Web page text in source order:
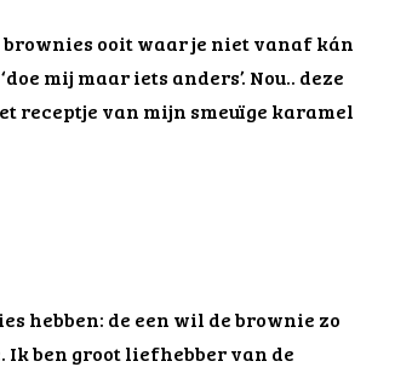
ooit waar je niet vanaf kán
mij maar iets anders’. Nou.. deze
receptje van mijn smeuïge karamel
hebben: de een wil de brownie zo
Ik ben groot liefhebber van de